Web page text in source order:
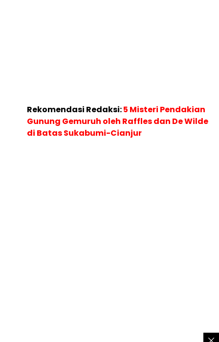
Rekomendasi Redaksi:5 Misteri Pendakian
Gunung Gemuruh oleh Raffles dan De Wilde
di Batas Sukabumi-Cianjur